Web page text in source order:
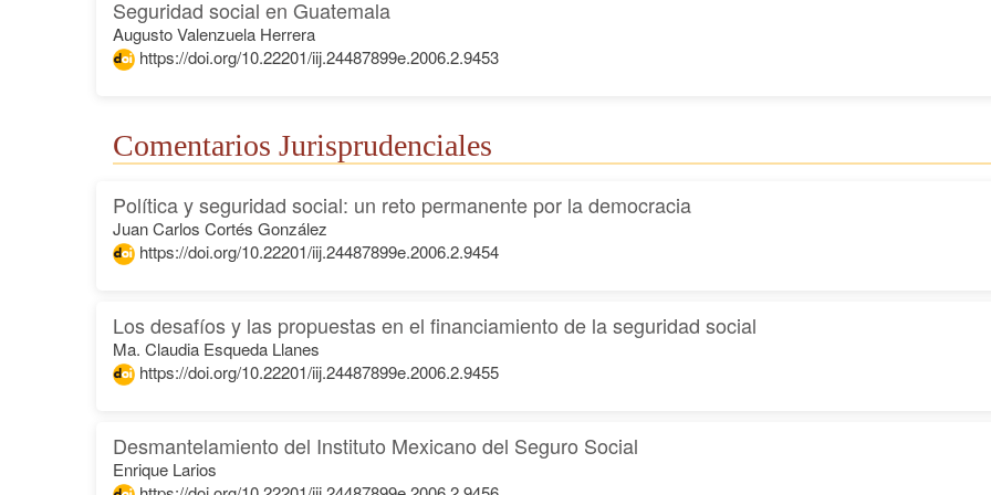
Seguridad social en Guatemala
Augusto Valenzuela Herrera
https://doi.org/10.22201/iij.24487899e.2006.2.9453
Comentarios Jurisprudenciales
Política y seguridad social: un reto permanente por la democracia
Juan Carlos Cortés González
https://doi.org/10.22201/iij.24487899e.2006.2.9454
Los desafíos y las propuestas en el financiamiento de la seguridad social
Ma. Claudia Esqueda Llanes
https://doi.org/10.22201/iij.24487899e.2006.2.9455
Desmantelamiento del Instituto Mexicano del Seguro Social
Enrique Larios